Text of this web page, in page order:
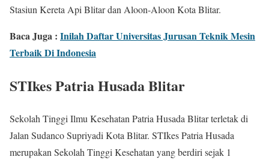
Stasiun Kereta Api Blitar dan Aloon-Aloon Kota Blitar.
Baca Juga : Inilah Daftar Universitas Jurusan Teknik Mesin
Terbaik Di Indonesia
STIkes Patria Husada Blitar
Sekolah Tinggi Ilmu Kesehatan Patria Husada Blitar terletak di
Jalan Sudanco Supriyadi Kota Blitar. STIkes Patria Husada
merupakan Sekolah Tinggi Kesehatan yang berdiri sejak 1